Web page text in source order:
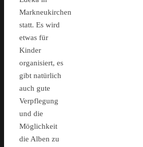
Markneukirchen
statt. Es wird
etwas für
Kinder
organisiert, es
gibt natürlich
auch gute
Verpflegung
und die
Möglichkeit
die Alben zu